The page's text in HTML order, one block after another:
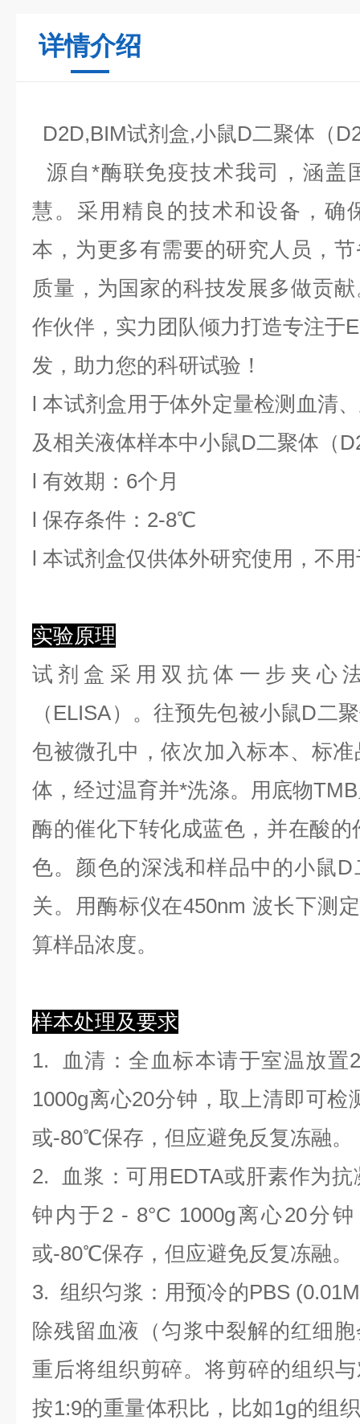
详情介绍
D2D,BIM试剂盒,小鼠D二聚体（
源自*酶联免疫技术我司，涵盖
慧。采用精良的技术和设备，确
本，为更多有需要的研究人员，
质量，为国家的科技发展多做贡
作伙伴，实力团队倾力打造专注于
发，助力您的科研试验！
l本试剂盒用于体外定量检测血清
及相关液体样本中小鼠D二聚体 （
l 有效期：6个月
l 保存条件： 2-8℃
l 本试剂盒仅供体外研究使用，不
实验原理
试剂盒采用双抗体一步夹心
（ELISA）。往预先包被小鼠D二
包被微孔中，依次加入标本、标
体，经过温育并*洗涤。用底物
酶的催化下转化成蓝色，并在酸
色。颜色的深浅和样品中的小鼠
关。用酶标仪在450nm 波长下测
算样品浓度。
样本处理及要求
1.
血清 ：全血标本请于室温放
1000g离心20分钟，取上清即可
或-80℃保存，但应避免反复冻融。
2.
血浆 ：可用EDTA或肝素作为
钟内于2 - 8°C 1000g离心20分
或-80℃保存，但应避免反复冻融。
3.组织匀浆 ：用预冷的PBS
除残留血液（匀浆中裂解的红细
重后将组织剪碎。将剪碎的组织
按1:9的重量体积比，比如1g的组